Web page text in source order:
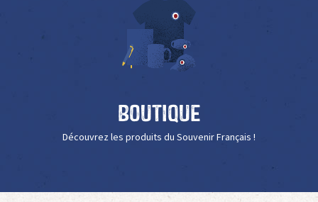
Boutique
Découvrez les produits du Souvenir Français !